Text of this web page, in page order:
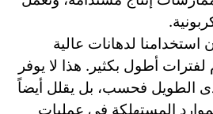
استخدامنا لدهانات عالية
لفترات أطول بكثير. هذا لا يوفر
الطويل فحسب، بل يقلل أيضاً
المستهلكة في عمليات